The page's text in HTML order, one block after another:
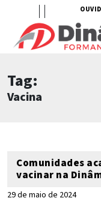
Tag:
Vacina
Comunidades
vacinar na
29 de maio de 2024